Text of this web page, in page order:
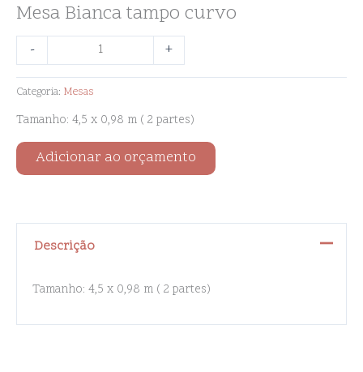
Mesa Bianca tampo curvo
- +
Categoria: Mesas
Tamanho: 4,5 x 0,98 m ( 2 partes)
Adicionar ao orçamento
Descrição
Tamanho: 4,5 x 0,98 m ( 2 partes)